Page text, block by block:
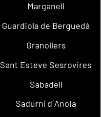
Marganell
Guardiola de Berguedà
Granollers
Sant Esteve Sesrovires
Sabadell
Sadurní d´Anoia